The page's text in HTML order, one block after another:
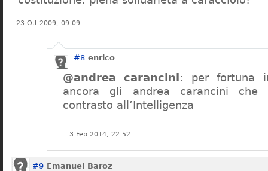
23 Ott 2009, 09:09
#8 enrico
@andrea carancini: per fortuna
ancora gli andrea carancini
contrasto all’Intelligenza
3 Feb 2014, 22:52
#9 Emanuel Baroz